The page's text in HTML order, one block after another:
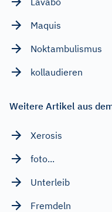
Maquis
Noktambulismus
kollaudieren
Weitere Artikel aus
Xerosis
foto...
Unterleib
Fremdeln